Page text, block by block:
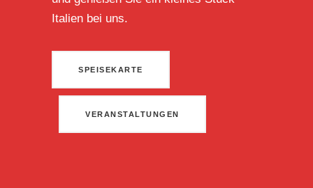
Italien bei uns.
SPEISEKARTE
VERANSTALTUNGEN